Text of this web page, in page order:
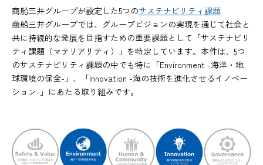
商船三井グループが設定した5つのサステナビリティ課題
商船三井グループでは、グループビジョンの実現を通じて社会と
共に持続的な発展を目指すための重要課題として「サステナビリ
ティ課題（マテリアリティ）」を特定しています。本件は、5つ
のサステナビリティ課題の中でも特に「Environment -海洋・地
球環境の保全-」、「Innovation -海の技術を進化させるイノベー
ション-」にあたる取り組みです。